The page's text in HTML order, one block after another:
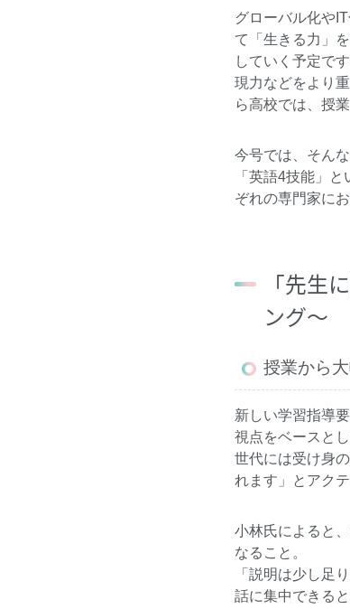
グローバル化や
て「生きる力」
していく予定で
現力などをより
ら高校では、授
今号では、そん
「英語4技能」
ぞれの専門家に
「先生
ング～
授業から
新しい学習指導
視点をベースと
世代には受け身
れます」とアク
小林氏によると
なること。
「説明は少し足
話に集中できる